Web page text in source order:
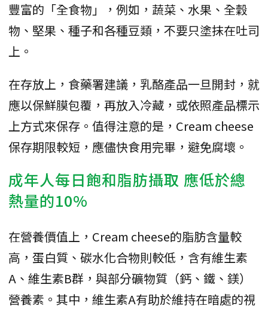
豐富的「全食物」，例如，蔬菜、水果、全穀
物、堅果、種子和各種豆類，不要只塗抹在吐司
上。
在存放上，食藥署建議，乳酪產品一旦開封，就
應以保鮮膜包覆，再放入冷藏，或依照產品標示
上方式來保存。值得注意的是，Cream cheese
保存期限較短，應儘快食用完畢，避免腐壞。
成年人每日飽和脂肪攝取 應低於總
熱量的10%
在營養價值上，Cream cheese的脂肪含量較
高，蛋白質、碳水化合物則較低，含有維生素
A、維生素B群，與部分礦物質（鈣、鐵、鎂）
營養素。其中，維生素A有助於維持在暗處的視